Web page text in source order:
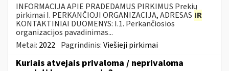
INFORMACIJA APIE PRADEDAMUS PIRKIMUS Prekių
pirkimai I. PERKANČIOJI ORGANIZACIJA, ADRESAS IR
KONTAKTINIAI DUOMENYS: I.1. Perkančiosios
organizacijos pavadinimas...
Metai: 2022 Pagrindinis:Viešieji pirkimai
Kuriais atvejais privaloma / neprivaloma